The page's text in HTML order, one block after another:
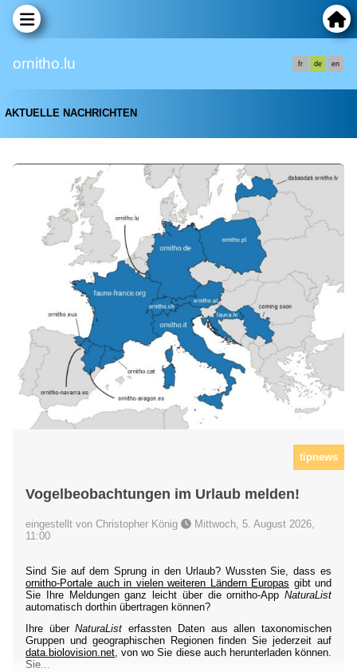
ornitho.lu fr de en
AKTUELLE NACHRICHTEN
tipnews
Vogelbeobachtungen im Urlaub melden!
eingestellt von Christopher König
Mittwoch, 5. August 2026,
11:00
Sind Sie auf dem Sprung in den Urlaub? Wussten Sie, dass es
ornitho-Portale auch in vielen weiteren Ländern Europas gibt und
Sie Ihre Meldungen ganz leicht über die ornitho-App NaturaList
automatisch dorthin übertragen können?
Ihre überNaturaList erfassten Daten aus allen taxonomischen
Gruppen und geographischen Regionen finden Sie jederzeit auf
data.biolovision.net, von wo Sie diese auch herunterladen können.
Sie...